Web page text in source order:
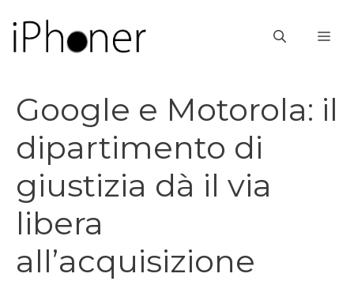
contenuto
Google e Motorola: il
dipartimento di
giustizia dà il via
libera
all’acquisizione